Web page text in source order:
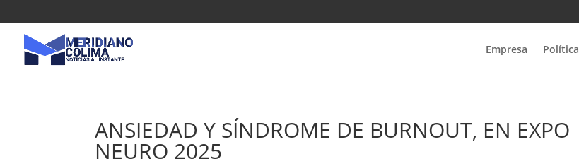
Empresa Política
ANSIEDAD Y SÍNDROME DE BURNOUT, EN EXPO
NEURO 2025